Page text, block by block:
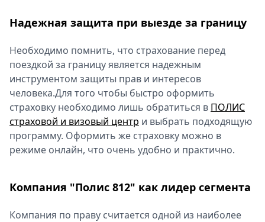
Стримы
Звезды
Выборы
2026
Скачай
Metro
Надежная защита при выезде за границу
Необходимо помнить, что страхование перед
поездкой за границу является надежным
инструментом защиты прав и интересов
человека.Для того чтобы быстро оформить
страховку необходимо лишь обратиться в ПОЛИС
страховой и визовый центр и выбрать подходящую
программу. Оформить же страховку можно в
режиме онлайн, что очень удобно и практично.
Компания "Полис 812" как лидер сегмента
Компания по праву считается одной из наиболее